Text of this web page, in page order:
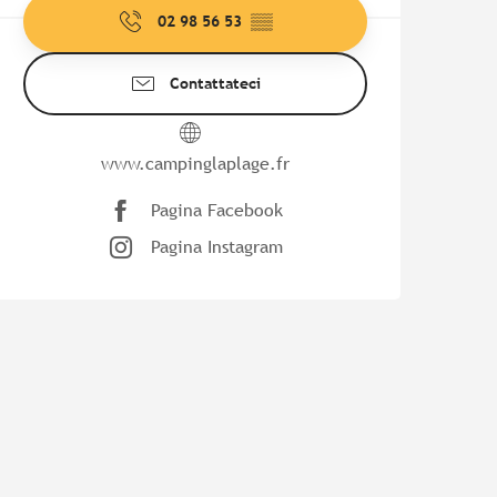
02 98 56 53 ▒▒
Contattateci
www.campinglaplage.fr
Pagina Facebook
Pagina Instagram